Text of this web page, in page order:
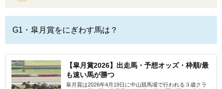
G1・皐月賞をにぎわす馬は？
【皐月賞2026】出走馬・予想オッズ・枠順/最
も速い馬が勝つ
皐月賞は2026年4月19日に中山競馬場で行われる３歳クラ